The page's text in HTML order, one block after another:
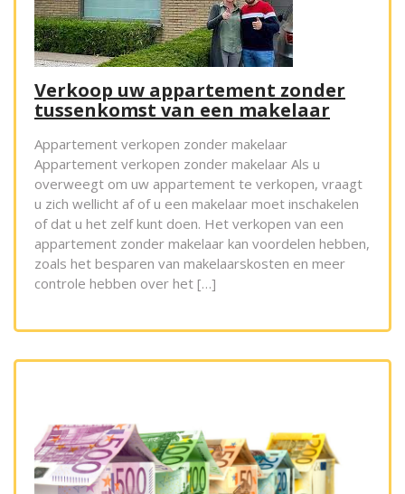
Verkoop uw appartement zonder
tussenkomst van een makelaar
Appartement verkopen zonder makelaar
Appartement verkopen zonder makelaar Als u
overweegt om uw appartement te verkopen, vraagt
u zich wellicht af of u een makelaar moet inschakelen
of dat u het zelf kunt doen. Het verkopen van een
appartement zonder makelaar kan voordelen hebben,
zoals het besparen van makelaarskosten en meer
controle hebben over het […]